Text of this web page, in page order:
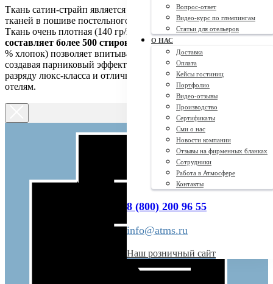
Вопрос-ответ
Видео-курс по глэмпингам
Статьи для отельеров
О НАС
Доставка
Оплата
Кейсы гостиниц
Портфолио
Видео-отзывы
Производство
Сертификаты
Сми о нас
Новости компании
Отзывы на фирменных бланках
Сотрудники
Работа в Атмосфере
Контакты
8 (800) 200 96 55
info@atms.ru
Наш розничный сайт
Ткань сатин-страйп является одной из самых популярных
тканей в пошиве постельного белья для гостиниц и отелей.
Ткань очень плотная (140 гр/м),
износостойкость ткани
составляет более 500 стирок.
Натуральный состав ткани (100
% хлопок) позволяет впитывать всю лишнюю влагу, не
создавая парниковый эффект. Сатин-страйп относится к
разряду люкс-класса и отлично подойдет даже самым дорогим
отелям.